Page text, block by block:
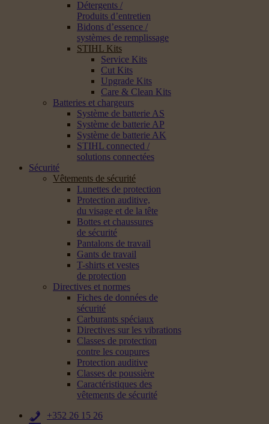
Détergents /
Produits d’entretien
Bidons d’essence /
systèmes de remplissage
STIHL Kits
Service Kits
Cut Kits
Upgrade Kits
Care & Clean Kits
Batteries et chargeurs
Système de batterie AS
Système de batterie AP
Système de batterie AK
STIHL connected /
solutions connectées
Sécurité
Vêtements de sécurité
Lunettes de protection
Protection auditive,
du visage et de la tête
Bottes et chaussures
de sécurité
Pantalons de travail
Gants de travail
T-shirts et vestes
de protection
Directives et normes
Fiches de données de
sécurité
Carburants spéciaux
Directives sur les vibrations
Classes de protection
contre les coupures
Protection auditive
Classes de poussière
Caractéristiques des
vêtements de sécurité
+352 26 15 26